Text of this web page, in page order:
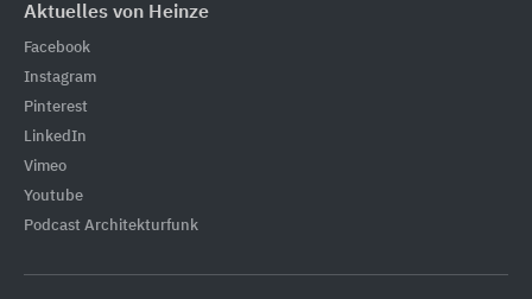
Aktuelles von Heinze
Facebook
Instagram
Pinterest
LinkedIn
Vimeo
Youtube
Podcast Architekturfunk